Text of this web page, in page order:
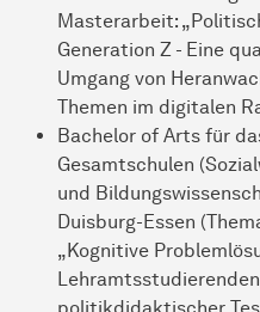
Masterarbeit:
Generation Z - Eine
Umgang von
Themen im digitalen
Bachelor of Arts für
Gesamtschulen
und
Duisburg-Essen
„Kognitive